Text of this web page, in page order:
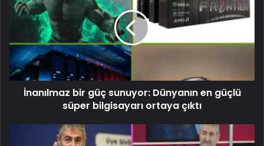
İnanılmaz bir güç sunuyor: Dünyanın en güçlü
süper bilgisayarı ortaya çıktı